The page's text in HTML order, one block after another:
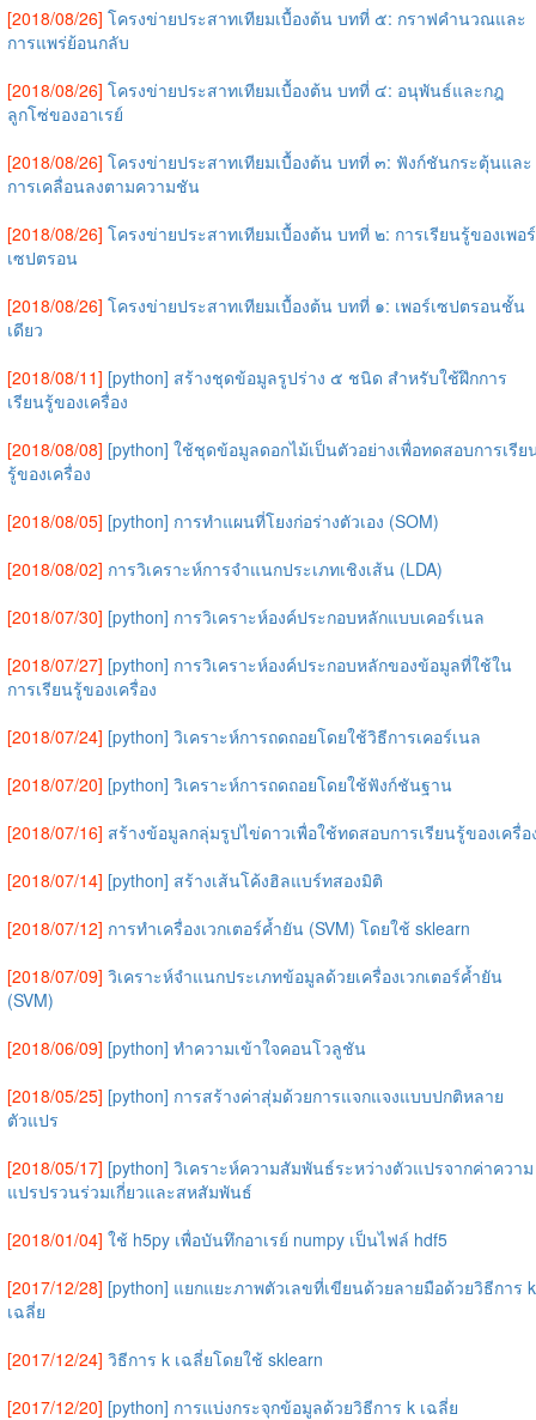
[2018/08/26] โครงข่ายประสาทเทียมเบื้องต้น บทที่ ๕: กราฟคำนวณและ
การแพร่ย้อนกลับ
[2018/08/26] โครงข่ายประสาทเทียมเบื้องต้น บทที่ ๔: อนุพันธ์และกฎ
ลูกโซ่ของอาเรย์
[2018/08/26] โครงข่ายประสาทเทียมเบื้องต้น บทที่ ๓: ฟังก์ชันกระตุ้นและ
การเคลื่อนลงตามความชัน
[2018/08/26] โครงข่ายประสาทเทียมเบื้องต้น บทที่ ๒: การเรียนรู้ของเพอร์
เซปตรอน
[2018/08/26] โครงข่ายประสาทเทียมเบื้องต้น บทที่ ๑: เพอร์เซปตรอนชั้น
เดียว
[2018/08/11] [python] สร้างชุดข้อมูลรูปร่าง ๕ ชนิด สำหรับใช้ฝึกการ
เรียนรู้ของเครื่อง
[2018/08/08] [python] ใช้ชุดข้อมูลดอกไม้เป็นตัวอย่างเพื่อทดสอบการเรีย
รู้ของเครื่อง
[2018/08/05] [python] การทำแผนที่โยงก่อร่างตัวเอง (SOM)
[2018/08/02] การวิเคราะห์การจำแนกประเภทเชิงเส้น (LDA)
[2018/07/30] [python] การวิเคราะห์องค์ประกอบหลักแบบเคอร์เนล
[2018/07/27] [python] การวิเคราะห์องค์ประกอบหลักของข้อมูลที่ใช้ใน
การเรียนรู้ของเครื่อง
[2018/07/24] [python] วิเคราะห์การถดถอยโดยใช้วิธีการเคอร์เนล
[2018/07/20] [python] วิเคราะห์การถดถอยโดยใช้ฟังก์ชันฐาน
[2018/07/16] สร้างข้อมูลกลุ่มรูปไข่ดาวเพื่อใช้ทดสอบการเรียนรู้ของเครื่อ
[2018/07/14] [python] สร้างเส้นโค้งฮิลแบร์ทสองมิติ
[2018/07/12] การทำเครื่องเวกเตอร์ค้ำยัน (SVM) โดยใช้ sklearn
[2018/07/09] วิเคราะห์จำแนกประเภทข้อมูลด้วยเครื่องเวกเตอร์ค้ำยัน
(SVM)
[2018/06/09] [python] ทำความเข้าใจคอนโวลูชัน
[2018/05/25] [python] การสร้างค่าสุ่มด้วยการแจกแจงแบบปกติหลาย
ตัวแปร
[2018/05/17] [python] วิเคราะห์ความสัมพันธ์ระหว่างตัวแปรจากค่าความ
แปรปรวนร่วมเกี่ยวและสหสัมพันธ์
[2018/01/04] ใช้ h5py เพื่อบันทึกอาเรย์ numpy เป็นไฟล์ hdf5
[2017/12/28] [python] แยกแยะภาพตัวเลขที่เขียนด้วยลายมือด้วยวิธีการ k
เฉลี่ย
[2017/12/24] วิธีการ k เฉลี่ยโดยใช้ sklearn
[2017/12/20] [python] การแบ่งกระจุกข้อมูลด้วยวิธีการ k เฉลี่ย